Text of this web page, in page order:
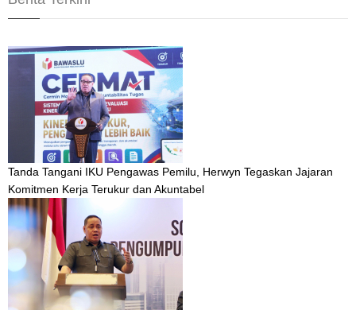
Tanda Tangani IKU Pengawas Pemilu, Herwyn Tegaskan Jajaran
Komitmen Kerja Terukur dan Akuntabel